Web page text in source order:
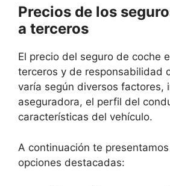
Precios de los
a terceros
El precio del seguro de coche
terceros y de responsabilidad
varía según diversos factores,
aseguradora, el perfil del
características del vehículo.
A continuación te
opciones destacadas: